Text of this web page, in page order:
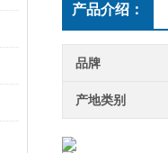
产品介绍：
品牌
产地类别